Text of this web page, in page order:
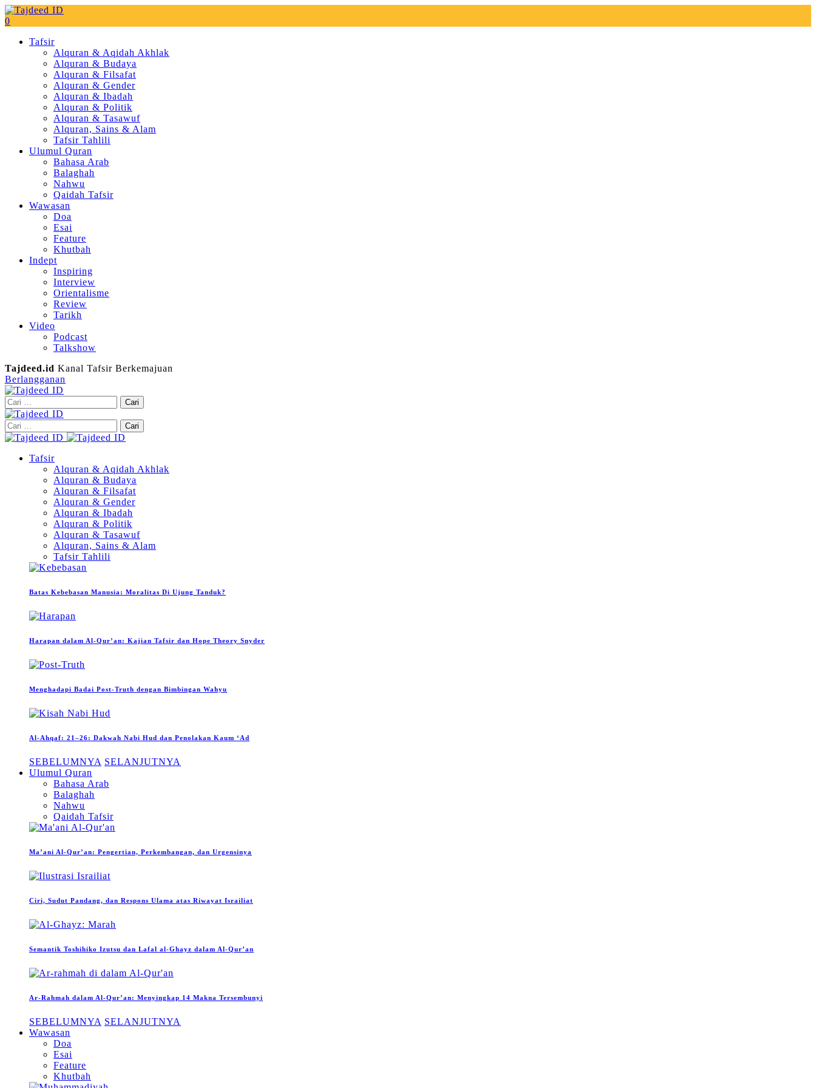
0
Tafsir
Alquran & Aqidah Akhlak
Alquran & Budaya
Alquran & Filsafat
Alquran & Gender
Alquran & Ibadah
Alquran & Politik
Alquran & Tasawuf
Alquran, Sains & Alam
Tafsir Tahlili
Ulumul Quran
Bahasa Arab
Balaghah
Nahwu
Qaidah Tafsir
Wawasan
Doa
Esai
Feature
Khutbah
Indept
Inspiring
Interview
Orientalisme
Review
Tarikh
Video
Podcast
Talkshow
Tajdeed.id Kanal Tafsir Berkemajuan
Berlangganan
Cari
untuk:
Cari
untuk:
Tafsir
Alquran & Aqidah Akhlak
Alquran & Budaya
Alquran & Filsafat
Alquran & Gender
Alquran & Ibadah
Alquran & Politik
Alquran & Tasawuf
Alquran, Sains & Alam
Tafsir Tahlili
Batas Kebebasan Manusia: Moralitas Di Ujung Tanduk?
Harapan dalam Al-Qur’an: Kajian Tafsir dan Hope Theory Snyder
Menghadapi Badai Post-Truth dengan Bimbingan Wahyu
Al-Ahqaf: 21–26: Dakwah Nabi Hud dan Penolakan Kaum ‘Ad
SEBELUMNYA SELANJUTNYA
Ulumul Quran
Bahasa Arab
Balaghah
Nahwu
Qaidah Tafsir
Ma’ani Al-Qur’an: Pengertian, Perkembangan, dan Urgensinya
Ciri, Sudut Pandang, dan Respons Ulama atas Riwayat Israiliat
Semantik Toshihiko Izutsu dan Lafal al-Ghayz dalam Al-Qur’an
Ar-Rahmah dalam Al-Qur’an: Menyingkap 14 Makna Tersembunyi
SEBELUMNYA SELANJUTNYA
Wawasan
Doa
Esai
Feature
Khutbah